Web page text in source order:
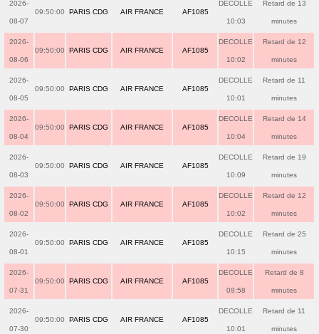
2026-
08-07
09:50:00 PARIS CDG AIR FRANCE AF1085
DECOLLE
10:03
Retard de 13
minutes
2026-
08-06
09:50:00 PARIS CDG AIR FRANCE AF1085
DECOLLE
10:02
Retard de 12
minutes
2026-
08-05
09:50:00 PARIS CDG AIR FRANCE AF1085
DECOLLE
10:01
Retard de 11
minutes
2026-
08-04
09:50:00 PARIS CDG AIR FRANCE AF1085
DECOLLE
10:04
Retard de 14
minutes
2026-
08-03
09:50:00 PARIS CDG AIR FRANCE AF1085
DECOLLE
10:09
Retard de 19
minutes
2026-
08-02
09:50:00 PARIS CDG AIR FRANCE AF1085
DECOLLE
10:02
Retard de 12
minutes
2026-
08-01
09:50:00 PARIS CDG AIR FRANCE AF1085
DECOLLE
10:15
Retard de 25
minutes
2026-
07-31
09:50:00 PARIS CDG AIR FRANCE AF1085
DECOLLE
09:58
Retard de 8
minutes
2026-
07-30
09:50:00 PARIS CDG AIR FRANCE AF1085
DECOLLE
10:01
Retard de 11
minutes